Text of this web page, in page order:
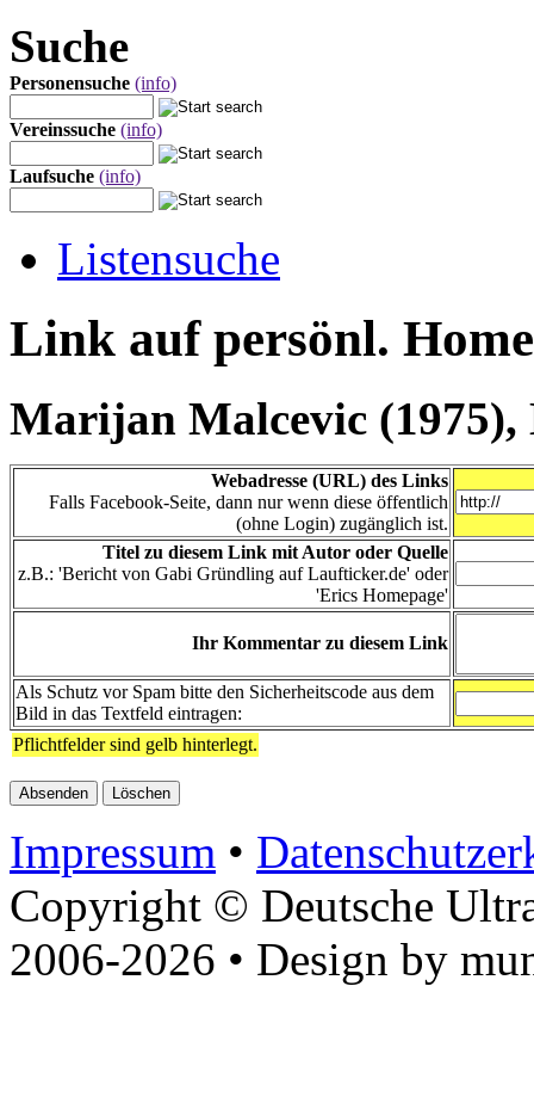
Suche
Personensuche (info)
Vereinssuche (info)
Laufsuche (info)
Listensuche
Link auf persönl.
Marijan Malcevic
Webadresse (URL) des Links
Falls Facebook-Seite, dann nur wenn diese öffentlich
(ohne Login) zugänglich ist.
Titel zu diesem Link mit Autor oder Quelle
z.B.: 'Bericht von Gabi Gründling auf Laufticker.de' oder
'Erics Homepage'
Ihr Kommentar zu diesem Link
Als Schutz vor Spam bitte den Sicherheitscode aus dem
Bild in das Textfeld eintragen:
Pflichtfelder sind gelb hinterlegt.
Impressum •
Copyright © Deutsche
2006-2026 • Design by